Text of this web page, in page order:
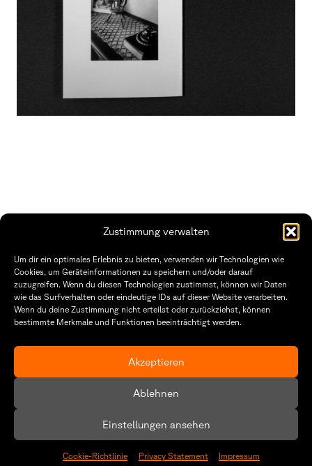
Zustimmung verwalten
Um dir ein optimales Erlebnis zu bieten, verwenden wir Technologien wie
Cookies, um Geräteinformationen zu speichern und/oder darauf
zuzugreifen. Wenn du diesen Technologien zustimmst, können wir Daten
wie das Surfverhalten oder eindeutige IDs auf dieser Website verarbeiten.
Wenn du deine Zustimmung nicht erteilst oder zurückziehst, können
bestimmte Merkmale und Funktionen beeinträchtigt werden.
Akzeptieren
Ablehnen
Einstellungen ansehen
Cookie-Richtlinie Privacy Statement Impressum
THWS | Fakultät Gestaltung Würzburg
Technische Hochschule
Würzburg-Schweinfurt
Sanderheinrichsleitenweg 20
tel: +49 931 35 11 93 02
Öffnungszeiten Dekanat
Montag – Freitag
8:30 – 12:00
8:30 – 15:30
Datenschutzerklärung